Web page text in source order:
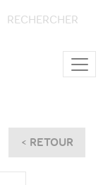
RECHERCHER
< RETOUR